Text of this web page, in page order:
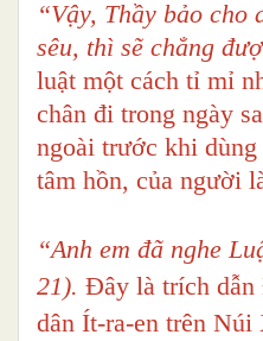
“Vậy, Thầy bảo
sêu, thì sẽ chẳng
luật một cách tỉ mỉ
chân đi trong ngày
ngoài trước khi
tâm hồn, của người
“Anh em đã nghe
21). Đây là trích dẫn
dân Ít-ra-en trên Núi